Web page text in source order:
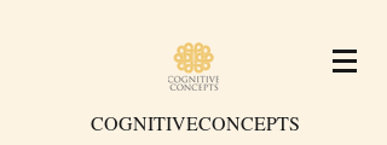
COGNITIVECONCEPTS